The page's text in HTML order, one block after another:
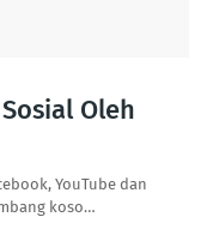
Oleh
YouTube dan
koso…